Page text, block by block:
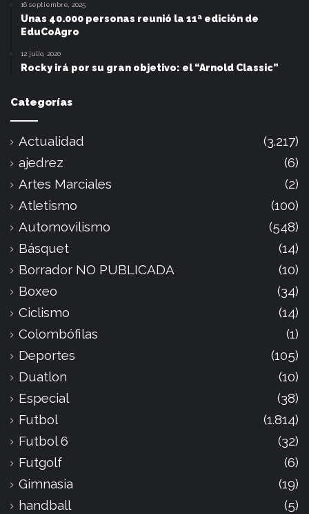
16 septiembre, 2025
Unas 40.000 personas reunió la 11ª edición de
EduCoAgro
12 julio, 2020
Rocky irá por su gran objetivo: el “Arnold Classic”
Categorías
Actualidad
(3.217)
ajedrez
(6)
Artes Marciales
(2)
Atletismo
(100)
Automovilismo
(548)
Básquet
(14)
Borrador NO PUBLICADA
(10)
Boxeo
(34)
Ciclismo
(14)
Colombófilas
(1)
Deportes
(105)
Duatlon
(10)
Especial
(38)
Futbol
(1.814)
Futbol 6
(32)
Futgolf
(6)
Gimnasia
(19)
handball
(5)